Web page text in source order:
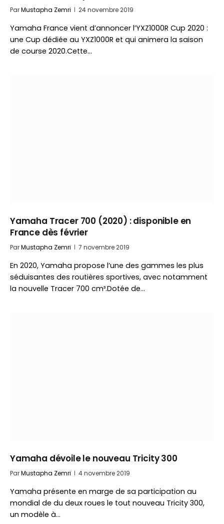
ParMustapha Zemri 24 novembre 2019
Yamaha France vient d’annoncer l’YXZ1000R Cup 2020 :
une Cup dédiée au YXZ1000R et qui animera la saison
de course 2020.Cette…
Yamaha Tracer 700 (2020) : disponible en
France dès février
ParMustapha Zemri 7 novembre 2019
En 2020, Yamaha propose l’une des gammes les plus
séduisantes des routières sportives, avec notamment
la nouvelle Tracer 700 cm³.Dotée de…
Yamaha dévoile le nouveau Tricity 300
ParMustapha Zemri 4 novembre 2019
Yamaha présente en marge de sa participation au
mondial de du deux roues le tout nouveau Tricity 300,
un modèle à…